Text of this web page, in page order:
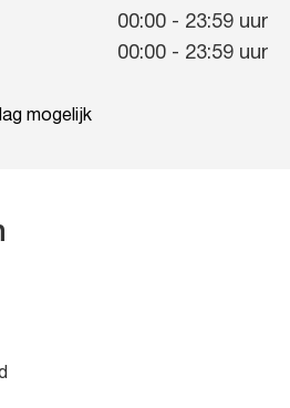
00:00 - 23:59 uur
00:00 - 23:59 uur
mogelijk